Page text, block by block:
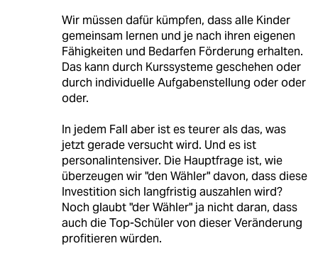
Wir müssen dafür kümpfen, dass alle Kinder
gemeinsam lernen und je nach ihren eigenen
Fähigkeiten und Bedarfen Förderung erhalten.
Das kann durch Kurssysteme geschehen oder
durch individuelle Aufgabenstellung oder oder
oder.
In jedem Fall aber ist es teurer als das, was
jetzt gerade versucht wird. Und es ist
personalintensiver. Die Hauptfrage ist, wie
überzeugen wir "den Wähler" davon, dass diese
Investition sich langfristig auszahlen wird?
Noch glaubt "der Wähler" ja nicht daran, dass
auch die Top-Schüler von dieser Veränderung
profitieren würden.